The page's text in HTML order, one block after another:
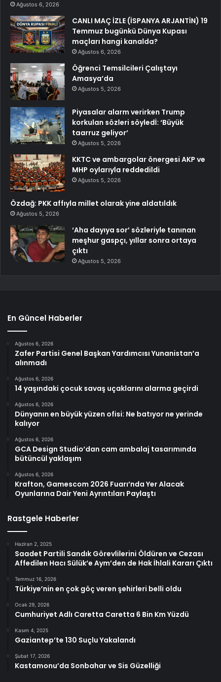
Ağustos 6, 2026
CANLI MAÇ İZLE (İSPANYA ARJANTİN) 19
Temmuz bugünkü Dünya Kupası
maçları hangi kanalda?
Ağustos 6, 2026
Öğrenci Temsilcileri Çalıştayı
Amasya’da
Ağustos 5, 2026
Piyasalar alarm verirken Trump
korkulan sözleri söyledİ: ‘Büyük
taarruz geliyor’
Ağustos 5, 2026
KKTC ve ambargolar önergesi AKP ve
MHP oylarıyla reddedildi
Ağustos 5, 2026
Özdağ: PKK affıyla millet olarak yine aldatıldık
Ağustos 5, 2026
‘Aha dayıya sor’ sözleriyle tanınan
meşhur gaspçı, yıllar sonra ortaya
çıktı
Ağustos 5, 2026
En Güncel Haberler
Ağustos 6, 2026
Zafer Partisi Genel Başkan Yardımcısı Yunanistan’a
alınmadı
Ağustos 6, 2026
14 yaşındaki çocuk savaş uçaklarını alarma geçirdi
Ağustos 6, 2026
Dünyanın en büyük yüzen ofisi: Ne batıyor ne yerinde
kalıyor
Ağustos 6, 2026
GCA Design Studio’dan cam ambalaj tasarımında
bütüncül yaklaşım
Ağustos 6, 2026
Krafton, Gamescom 2026 Fuarı’nda Yer Alacak
Oyunlarına Dair Yeni Ayrıntıları Paylaştı
Rastgele Haberler
Haziran 2, 2025
Saadet Partili Sandık Görevlilerini Öldüren ve Cezası
Affedilen Hacı Sülük’e Aym’den de Hak İhlali Kararı Çıktı
Temmuz 16, 2026
Türkiye’nin en çok göç veren şehirleri belli oldu
Ocak 29, 2026
Cumhuriyet Adlı Caretta Caretta 6 Bin Km Yüzdü
Kasım 4, 2025
Gaziantep’te 130 Suçlu Yakalandı
Şubat 17, 2026
Kastamonu’da Sonbahar ve Sis Güzelliği